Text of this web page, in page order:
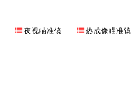
夜视瞄准镜 热成像瞄准镜